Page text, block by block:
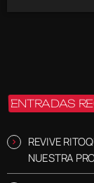
ENTRADAS
REVIVE
NUESTRA